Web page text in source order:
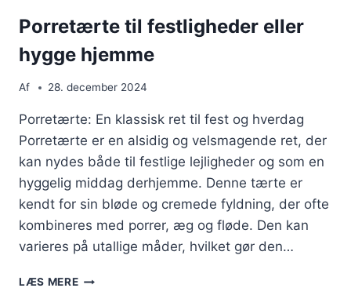
Porretærte til festligheder eller
hygge hjemme
Af 28. december 2024
Porretærte: En klassisk ret til fest og hverdag
Porretærte er en alsidig og velsmagende ret, der
kan nydes både til festlige lejligheder og som en
hyggelig middag derhjemme. Denne tærte er
kendt for sin bløde og cremede fyldning, der ofte
kombineres med porrer, æg og fløde. Den kan
varieres på utallige måder, hvilket gør den…
LÆS MEREPORRETÆRTE